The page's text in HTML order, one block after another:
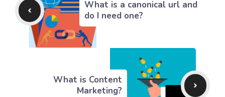
What is a canonical url and
do I need one?
What is Content
Marketing?